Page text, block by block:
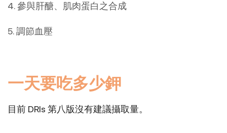
4. 參與肝醣、肌肉蛋白之合成
5. 調節血壓
一天要吃多少鉀
目前 DRIs 第八版沒有建議攝取量。